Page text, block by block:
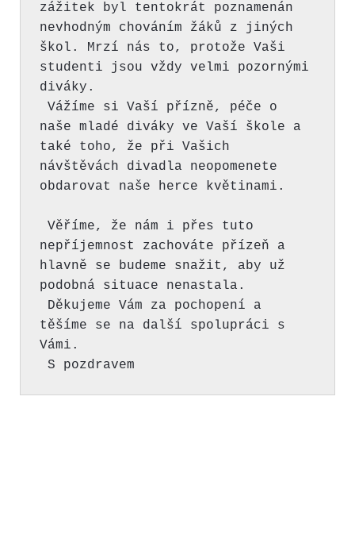
zážitek byl tentokrát poznamenán
nevhodným chováním žáků z jiných
škol. Mrzí nás to, protože Vaši
studenti jsou vždy velmi pozornými
diváky.
naše mladé diváky ve Vaší škole a
také toho, že při Vašich
návštěvách divadla neopomenete
obdarovat naše herce květinami.
nepříjemnost zachováte přízeň a
hlavně se budeme snažit, aby už
podobná situace nenastala.
těšíme se na další spolupráci s
Vámi.
S pozdravem